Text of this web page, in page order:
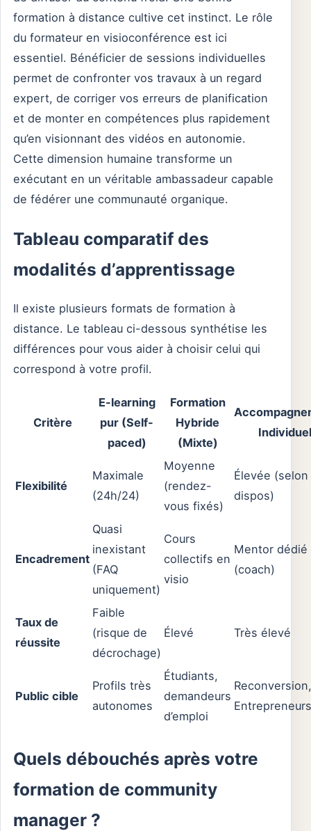
formation à distance cultive cet instinct. Le rôle
du formateur en visioconférence est ici
essentiel. Bénéficier de sessions individuelles
permet de confronter vos travaux à un regard
expert, de corriger vos erreurs de planification
et de monter en compétences plus rapidement
qu’en visionnant des vidéos en autonomie.
Cette dimension humaine transforme un
exécutant en un véritable ambassadeur capable
de fédérer une communauté organique.
Tableau comparatif des
modalités d’apprentissage
Il existe plusieurs formats de formation à
distance. Le tableau ci-dessous synthétise les
différences pour vous aider à choisir celui qui
correspond à votre profil.
Critère
E-learning
pur (Self-
paced)
Formation
Hybride
(Mixte)
Individuel
Flexibilité
Maximale
(24h/24)
Moyenne
(rendez-
vous fixés)
Élevée
dispos)
Encadrement
Quasi
inexistant
(FAQ
uniquement)
Cours
collectifs en
visio
Mentor dédié
(coach)
Taux de
réussite
Faible
(risque de
décrochage)
Élevé Très élevé
Public cible
Profils très
autonomes
Étudiants,
demandeurs
d’emploi
Reconversion,
Entrepreneurs
Quels débouchés après votre
formation de community
manager ?